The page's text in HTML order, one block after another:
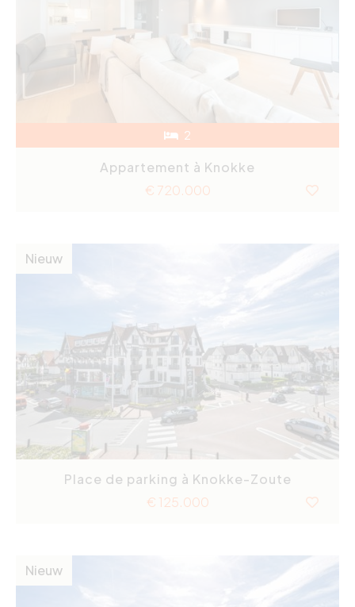
2
Appartement à Knokke
€ 720.000
Nieuw
Place de parking à Knokke-Zoute
€ 125.000
Nieuw